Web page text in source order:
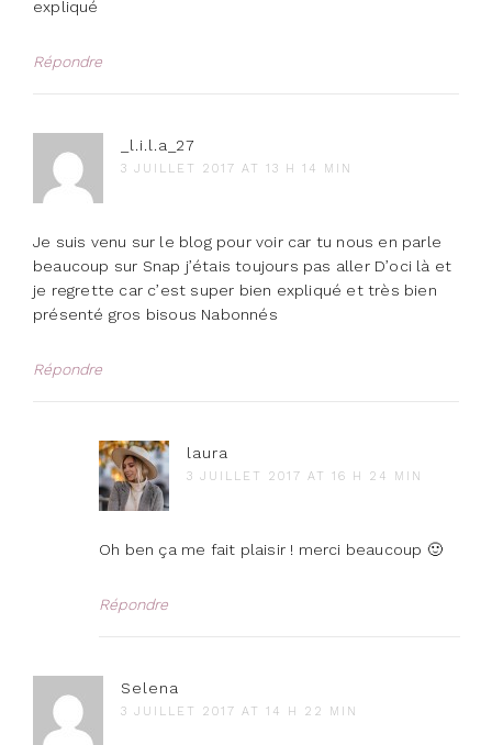
expliqué
Répondre
_l.i.l.a_27
3 JUILLET 2017 AT 13 H 14 MIN
Je suis venu sur le blog pour voir car tu nous en parle
beaucoup sur Snap j’étais toujours pas aller D’oci là et
je regrette car c’est super bien expliqué et très bien
présenté gros bisous Nabonnés
Répondre
laura
3 JUILLET 2017 AT 16 H 24 MIN
Oh ben ça me fait plaisir ! merci beaucoup 🙂
Répondre
Selena
3 JUILLET 2017 AT 14 H 22 MIN